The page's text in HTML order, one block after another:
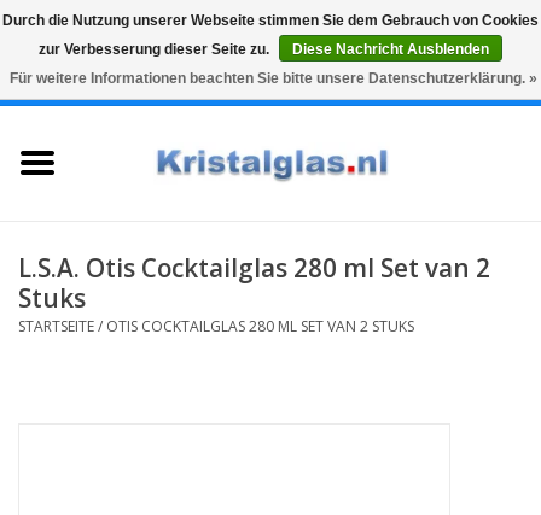
Snelle levering
Graveren
0 Artikel - €0,00
Karaffen
Glasgravur fur karaffe und
L.S.A. Otis Cocktailglas 280 ml Set van 2
Stuks
STARTSEITE/ OTIS COCKTAILGLAS 280 ML SET VAN 2 STUKS
Durch die Nutzung unserer Webseite stimmen Sie dem Gebrauch von Cookies
zur Verbesserung dieser Seite zu.
Diese Nachricht Ausblenden
Für weitere Informationen beachten Sie bitte unsere Datenschutzerklärung. »